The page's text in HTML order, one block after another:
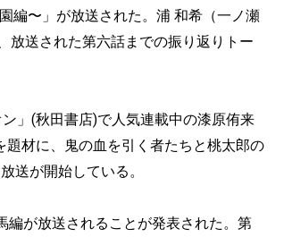
編〜」が放送された。浦 和希（一ノ瀬
放送された第六話までの振り返りトー
」(秋田書店)で人気連載中の漆原侑来
材に、鬼の血を引く者たちと桃太郎の
送が開始している。
編が放送されることが発表された。第